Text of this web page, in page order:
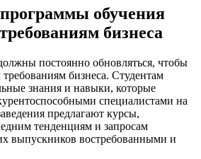
обучения
бизнеса
постоянно обновляться, чтобы
бизнеса. Студентам
знания и навыки, которые
специалистами на
предлагают курсы,
тенденциям и запросам
выпускников востребованными и